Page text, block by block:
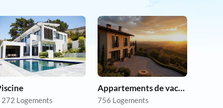
272 Logements
Appartements de vacances pas chers
756 Logements